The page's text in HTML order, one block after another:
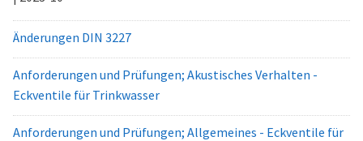
Änderungen DIN 3227
Anforderungen und Prüfungen; Akustisches Verhalten -
Eckventile für Trinkwasser
Anforderungen und Prüfungen; Allgemeines - Eckventile für